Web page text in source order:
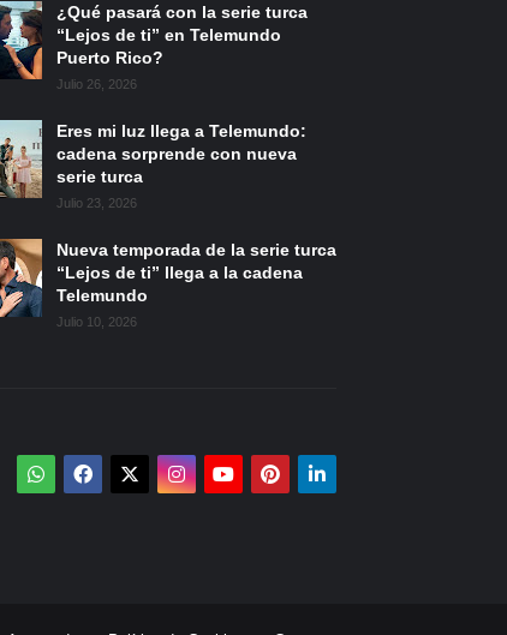
¿Qué pasará con la serie turca
“Lejos de ti” en Telemundo
Puerto Rico?
Julio 26, 2026
Eres mi luz llega a Telemundo:
cadena sorprende con nueva
serie turca
Julio 23, 2026
Nueva temporada de la serie turca
“Lejos de ti” llega a la cadena
Telemundo
Julio 10, 2026